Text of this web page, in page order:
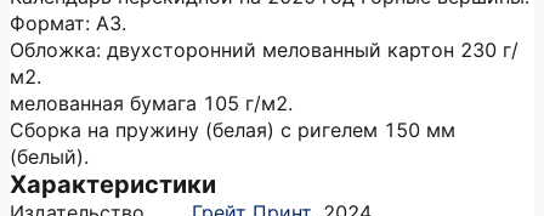
Формат: А3.
Обложка: двухсторонний мелованный картон 230 г/
м2.
мелованная бумага 105 г/м2.
Сборка на пружину (белая) с ригелем 150 мм
(белый).
Характеристики